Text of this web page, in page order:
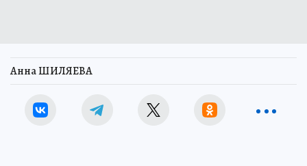
Анна ШИЛЯЕВА